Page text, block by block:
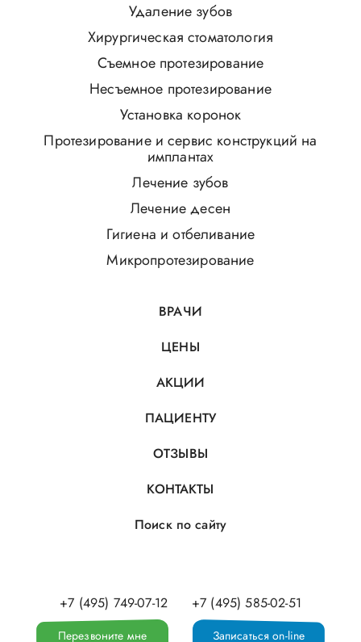
Удаление зубов
Хирургическая стоматология
Съемное протезирование
Несъемное протезирование
Установка коронок
Протезирование и сервис конструкций на
имплантах
Лечение зубов
Лечение десен
Гигиена и отбеливание
Микропротезирование
ВРАЧИ
ЦЕНЫ
АКЦИИ
ПАЦИЕНТУ
ОТЗЫВЫ
КОНТАКТЫ
Поиск по сайту
+7 (495) 749-07-12 +7 (495) 585-02-51
Перезвоните мне Записаться on-line